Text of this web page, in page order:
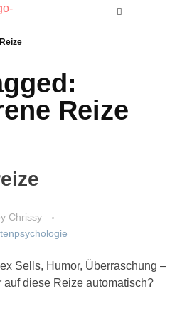
Reize
Chrissy
Sells, Humor, Überraschung –
auf diese Reize automatisch?